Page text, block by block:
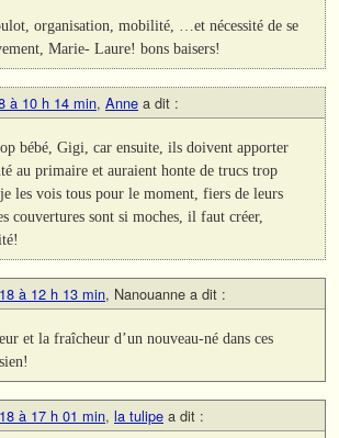
organisation, mobilité, …et nécessité de se
Marie- Laure! bons baisers!
à 10 h 14 min, Anne a dit :
bébé, Gigi, car ensuite, ils doivent apporter
au primaire et auraient honte de trucs trop
les vois tous pour le moment, fiers de leurs
couvertures sont si moches, il faut créer,
à 12 h 13 min, Nanouanne a dit :
et la fraîcheur d’un nouveau-né dans ces
à 17 h 01 min, la tulipe a dit :